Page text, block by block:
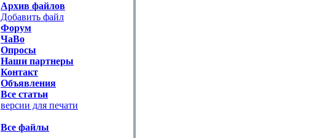
Архив файлов
Добавить файл
Форум
ЧаВо
Опросы
Наши партнеры
Контакт
Объявления
Все статьи
версии для печати
Все файлы